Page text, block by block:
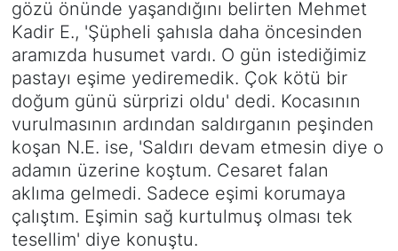
gözü önünde yaşandığını belirten Mehmet
Kadir E., 'Şüpheli şahısla daha öncesinden
aramızda husumet vardı. O gün istediğimiz
pastayı eşime yediremedik. Çok kötü bir
doğum günü sürprizi oldu' dedi. Kocasının
vurulmasının ardından saldırganın peşinden
koşan N.E. ise, 'Saldırı devam etmesin diye o
adamın üzerine koştum. Cesaret falan
aklıma gelmedi. Sadece eşimi korumaya
çalıştım. Eşimin sağ kurtulmuş olması tek
tesellim' diye konuştu.
YEREL HABER
Haberde insan
Tanıtım